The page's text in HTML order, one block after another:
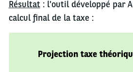
Résultat: l'outil développé par
calcul final de la taxe :
Projection taxe